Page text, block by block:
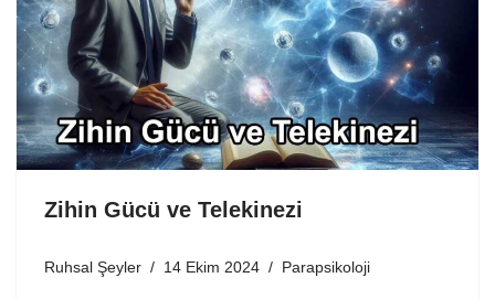
Zihin Gücü ve Telekinezi
Ruhsal Şeyler 14 Ekim 2024 Parapsikoloji